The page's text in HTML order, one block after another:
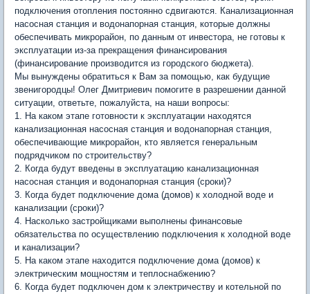
подключения отопления постоянно сдвигаются. Канализационная
насосная станция и водонапорная станция, которые должны
обеспечивать микрорайон, по данным от инвестора, не готовы к
эксплуатации из-за прекращения финансирования
(финансирование производится из городского бюджета).
Мы вынуждены обратиться к Вам за помощью, как будущие
звенигородцы! Олег Дмитриевич помогите в разрешении данной
ситуации, ответьте, пожалуйста, на наши вопросы:
1. На каком этапе готовности к эксплуатации находятся
канализационная насосная станция и водонапорная станция,
обеспечивающие микрорайон, кто является генеральным
подрядчиком по строительству?
2. Когда будут введены в эксплуатацию канализационная
насосная станция и водонапорная станция (сроки)?
3. Когда будет подключение дома (домов) к холодной воде и
канализации (сроки)?
4. Насколько застройщиками выполнены финансовые
обязательства по осуществлению подключения к холодной воде
и канализации?
5. На каком этапе находится подключение дома (домов) к
электрическим мощностям и теплоснабжению?
6. Когда будет подключен дом к электричеству и котельной по